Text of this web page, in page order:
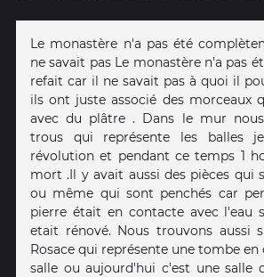
Le monastère n'a pas été
ne savait pas Le monastère n'a pas
refait car il ne savait pas à quoi il
ils ont juste associé des morceaux
avec du plâtre . Dans le mur
trous qui représente les balles
révolution et pendant ce temps 1
mort .Il y avait aussi des pièces qui
ou même qui sont penchés car
pierre était en contacte avec l'eau
etait rénové. Nous trouvons aussi
Rosace qui représente une tombe en
salle ou aujourd'hui c'est une salle